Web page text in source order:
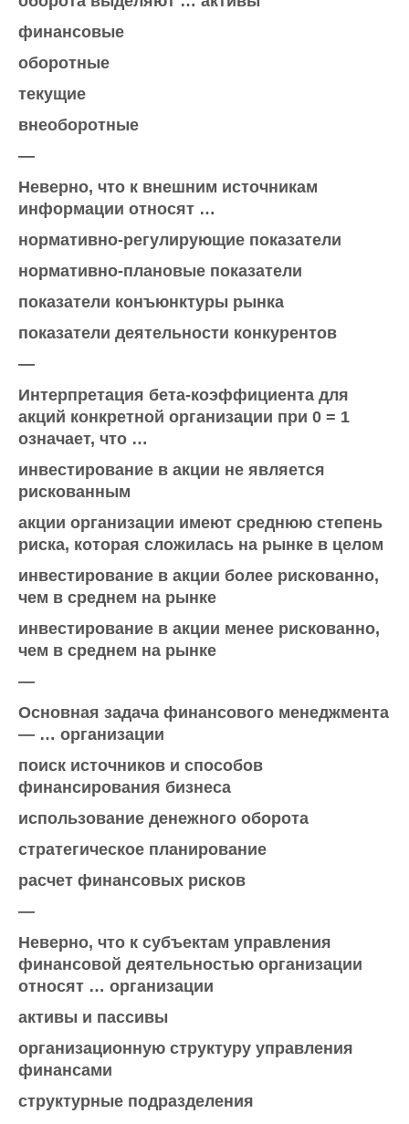
финансовые
оборотные
текущие
внеоборотные
—
Неверно, что к внешним источникам
информации относят …
нормативно-регулирующие показатели
нормативно-плановые показатели
показатели конъюнктуры рынка
показатели деятельности конкурентов
—
Интерпретация бета-коэффициента для
акций конкретной организации при 0 = 1
означает, что …
инвестирование в акции не является
рискованным
акции организации имеют среднюю степень
риска, которая сложилась на рынке в целом
инвестирование в акции более рискованно,
чем в среднем на рынке
инвестирование в акции менее рискованно,
чем в среднем на рынке
—
Основная задача финансового менеджмента
— … организации
поиск источников и способов
финансирования бизнеса
использование денежного оборота
стратегическое планирование
расчет финансовых рисков
—
Неверно, что к субъектам управления
финансовой деятельностью организации
относят … организации
активы и пассивы
организационную структуру управления
финансами
структурные подразделения